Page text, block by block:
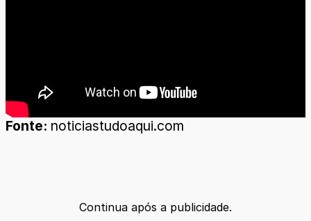
Fonte: noticiastudoaqui.com
Continua após a publicidade.